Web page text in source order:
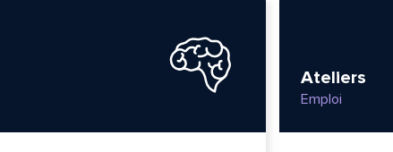
Ateliers
Emploi